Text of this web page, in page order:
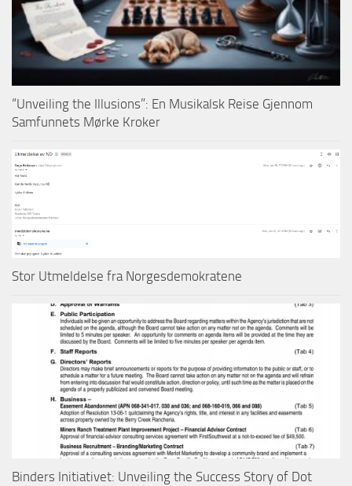
“Unveiling the Illusions”: En Musikalsk Reise Gjennom
Samfunnets Mørke Kroker
Stor Utmeldelse fra Norgesdemokratene
Binders Initiativet: Unveiling the Success Story of Dot